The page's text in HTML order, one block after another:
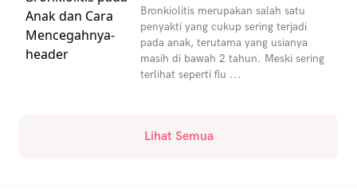
Bronkiolitis merupakan salah satu
penyakti yang cukup sering terjadi
pada anak, terutama yang usianya
masih di bawah 2 tahun. Meski sering
terlihat seperti flu ...
Lihat Semua